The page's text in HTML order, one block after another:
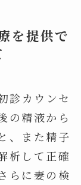
を提供で
診カウンセ
の精液から
、また精子
析して正確
らに妻の検